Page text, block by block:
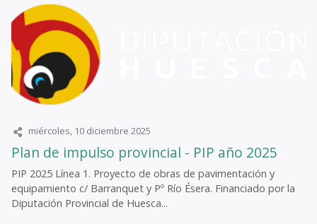
miércoles, 10 diciembre 2025
Plan de impulso provincial - PIP año 2025
PIP 2025 Línea 1. Proyecto de obras de pavimentación y
equipamiento c/ Barranquet y Pº Río Ésera. Financiado por la
Diputación Provincial de Huesca...